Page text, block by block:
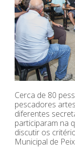
Cerca de 80
pescadores
diferentes
participaram na
discutir os
Municipal de